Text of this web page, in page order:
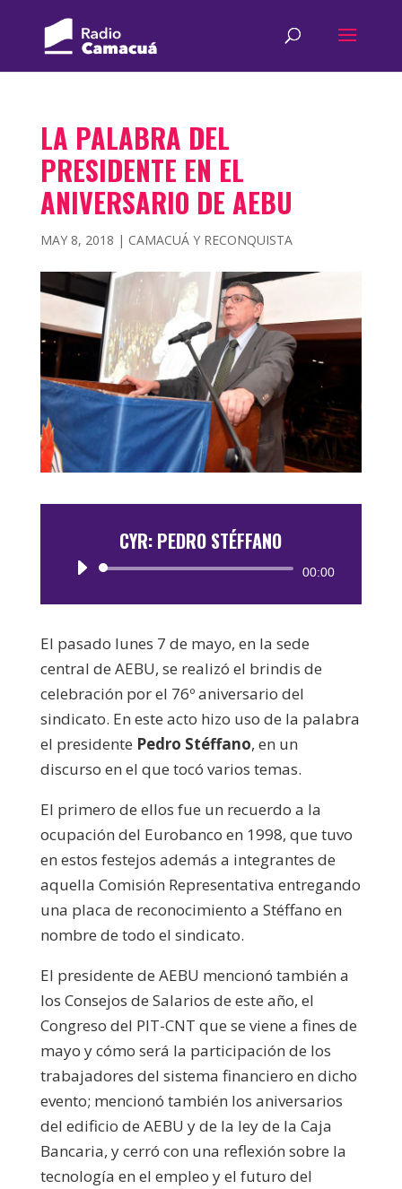
LA PALABRA DEL
PRESIDENTE EN EL
ANIVERSARIO DE AEBU
MAY 8, 2018 | CAMACUÁ Y RECONQUISTA
CYR: PEDRO STÉFFANO
Reproductor
00:00
El pasado lunes 7 de mayo, en la sede
central de AEBU, se realizó el brindis de
celebración por el 76º aniversario del
sindicato. En este acto hizo uso de la palabra
el presidente Pedro Stéffano, en un
discurso en el que tocó varios temas.
El primero de ellos fue un recuerdo a la
ocupación del Eurobanco en 1998, que tuvo
en estos festejos además a integrantes de
aquella Comisión Representativa entregando
una placa de reconocimiento a Stéffano en
nombre de todo el sindicato.
El presidente de AEBU mencionó también a
los Consejos de Salarios de este año, el
Congreso del PIT-CNT que se viene a fines de
mayo y cómo será la participación de los
trabajadores del sistema financiero en dicho
evento; mencionó también los aniversarios
del edificio de AEBU y de la ley de la Caja
Bancaria, y cerró con una reflexión sobre la
tecnología en el empleo y el futuro del